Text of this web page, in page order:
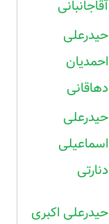
آقاجانبانی
حیدرعلی
احمدیان
دهاقانی
حیدرعلی
اسماعیلی
دنارتی
حیدرعلی اکبری